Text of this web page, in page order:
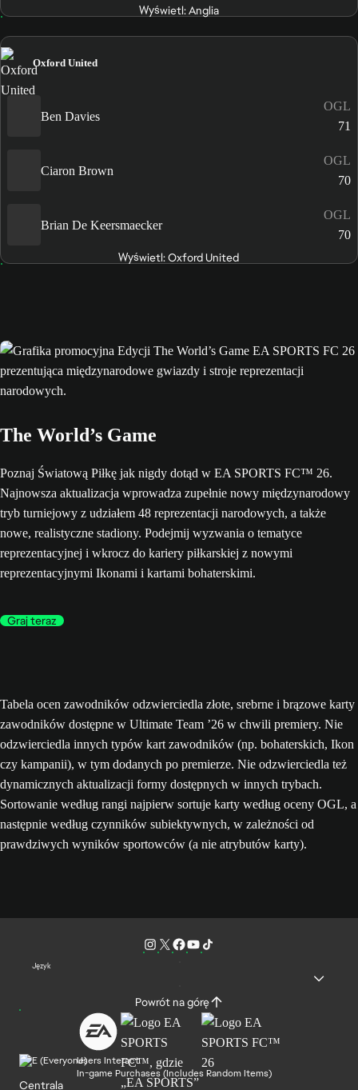
Wyświetl: Anglia
Oxford United
Ben Davies
OGL
71
Ciaron Brown
OGL
70
Brian De Keersmaecker
OGL
70
Wyświetl: Oxford United
The World’s Game
Poznaj Światową Piłkę jak nigdy dotąd w EA SPORTS FC™ 26.
Najnowsza aktualizacja wprowadza zupełnie nowy międzynarodowy
tryb turniejowy z udziałem 48 reprezentacji narodowych, a także
nowe, realistyczne stadiony. Podejmij wyzwania o tematyce
reprezentacyjnej i wkrocz do kariery piłkarskiej z nowymi
reprezentacyjnymi Ikonami i kartami bohaterskimi.
Graj teraz
Tabela ocen zawodników odzwierciedla złote, srebrne i brązowe karty
zawodników dostępne w Ultimate Team ’26 w chwili premiery. Nie
odzwierciedla innych typów kart zawodników (np. bohaterskich, Ikon
czy kampanii), w tym dodanych po premierze. Nie odzwierciedla też
dynamicznych aktualizacji formy dostępnych w innych trybach.
Sortowanie według rangi najpierw sortuje karty według oceny OGL, a
następnie według czynników subiektywnych, w zależności od
prawdziwych wyników sportowców (a nie atrybutów karty).
Język
Powrót na górę
Users Interact
In-game Purchases (Includes Random Items)
Centrala